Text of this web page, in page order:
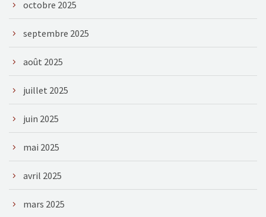
octobre 2025
septembre 2025
août 2025
juillet 2025
juin 2025
mai 2025
avril 2025
mars 2025